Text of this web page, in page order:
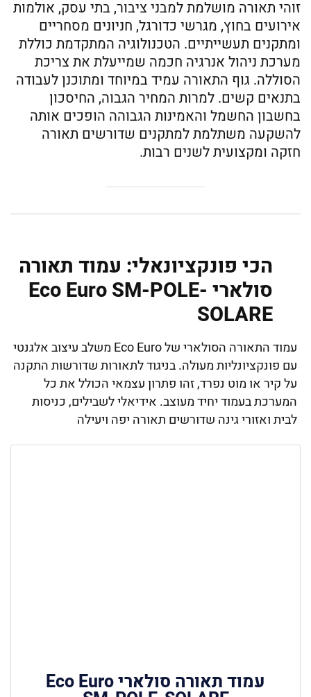
זוהי תאורה מושלמת למבני ציבור, בתי עסק, אולמות
אירועים בחוץ, מגרשי כדורגל, חניונים מסחריים
ומתקנים תעשייתיים. הטכנולוגיה המתקדמת כוללת
מערכת ניהול אנרגיה חכמה שמייעלת את צריכת
הסוללה. גוף התאורה עמיד במיוחד ומתוכנן לעבודה
בתנאים קשים. למרות המחיר הגבוה, החיסכון
בחשבון החשמל והאמינות הגבוהה הופכים אותה
להשקעה משתלמת למתקנים שדורשים תאורה
חזקה ומקצועית לשנים רבות.
הכי פונקציונאלי: עמוד תאורה
סולארי Eco Euro SM-POLE-
SOLARE
עמוד התאורה הסולארי של Eco Euro משלב עיצוב אלגנטי
עם פונקציונליות מעולה. בניגוד לתאורות שדורשות התקנה
על קיר או מוט נפרד, זהו פתרון עצמאי הכולל את כל
המערכת בעמוד יחיד מעוצב. אידיאלי לשבילים, כניסות
לבית ואזורי גינה שדורשים תאורה יפה ויעילה
עמוד תאורה סולארי Eco Euro